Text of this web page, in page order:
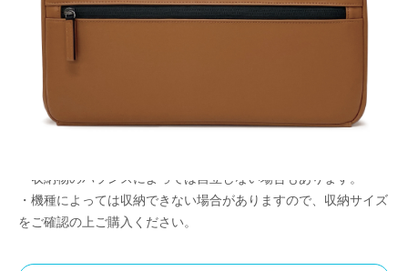
¥6,400+ 税
・自立するPCバッグ。大きく開く開口部で出し入れも簡単。
・上質素材を使用した型崩れしにくい作り。
・A4書類対応のインナーポケット付き。
・アクセサリーを収納できるフロントポケットは、外側に膨らま
・収納物のバランスによっては自立しない場合もあります。
・機種によっては収納できない場合がありますので、収納サイズ
をご確認の上ご購入ください。